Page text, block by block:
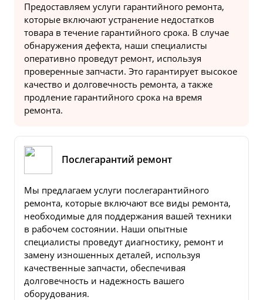
Предоставляем услуги гарантийного ремонта,
которые включают устранение недостатков
товара в течение гарантийного срока. В случае
обнаружения дефекта, наши специалисты
оперативно проведут ремонт, используя
проверенные запчасти. Это гарантирует высокое
качество и долговечность ремонта, а также
продление гарантийного срока на время
ремонта.
Послегарантий ремонт
Мы предлагаем услуги послегарантийного
ремонта, которые включают все виды ремонта,
необходимые для поддержания вашей техники
в рабочем состоянии. Наши опытные
специалисты проведут диагностику, ремонт и
замену изношенных деталей, используя
качественные запчасти, обеспечивая
долговечность и надежность вашего
оборудования.